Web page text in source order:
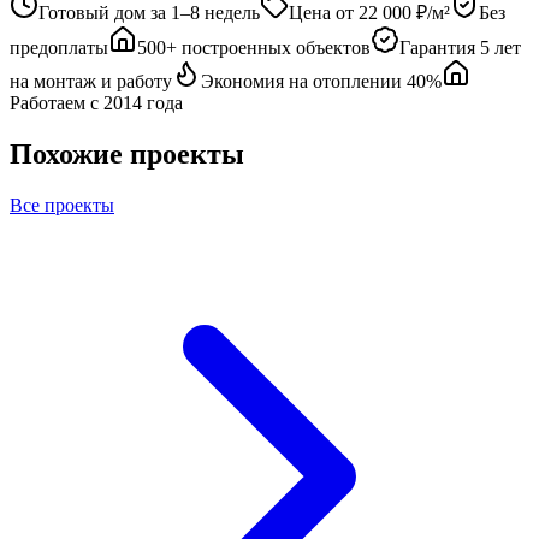
Готовый дом за 1–8 недель Цена от 22 000 ₽/м²
Без
предоплаты
500+ построенных объектов
Гарантия 5 лет
на монтаж и работу
Экономия на отоплении 40%
Работаем с 2014 года
Похожие проекты
Все проекты